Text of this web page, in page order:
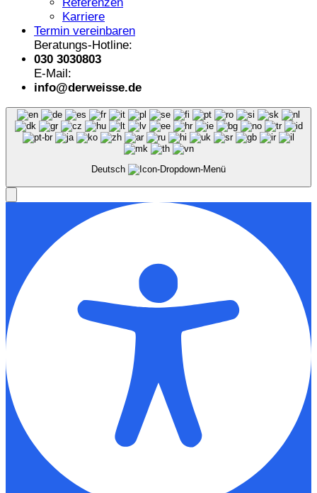
Karriere
Termin vereinbaren
Beratungs-Hotline:
030 3030803
E-Mail:
info@derweisse.de
Deutsch